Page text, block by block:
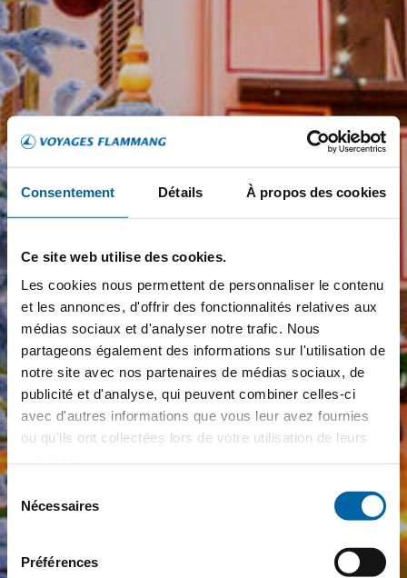
Consentement Détails À propos des cookies
Ce site web utilise des cookies.
Les cookies nous permettent de personnaliser le contenu
et les annonces, d'offrir des fonctionnalités relatives aux
médias sociaux et d'analyser notre trafic. Nous
partageons également des informations sur l'utilisation de
notre site avec nos partenaires de médias sociaux, de
publicité et d'analyse, qui peuvent combiner celles-ci
avec d'autres informations que vous leur avez fournies
ou qu'ils ont collectées lors de votre utilisation de leurs
Sélection
du
consentement
Nécessaires
Préférences